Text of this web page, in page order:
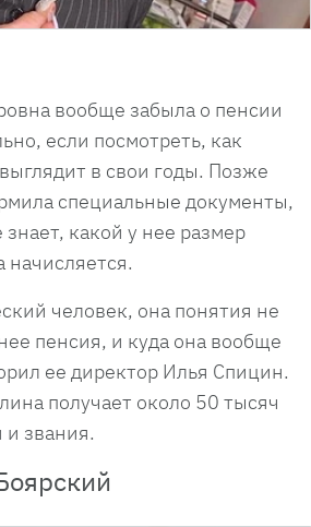
вообще забыла о пенсии
если посмотреть, как
в свои годы. Позже
специальные документы,
какой у нее размер
начисляется.
человек, она понятия не
пенсия, и куда она вообще
ее директор Илья Спицин.
получает около 50 тысяч
и звания.